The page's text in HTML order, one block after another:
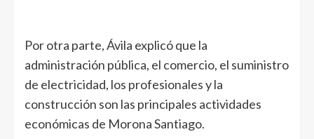
Por otra parte, Ávila explicó que la
administración pública, el comercio, el suministro
de electricidad, los profesionales y la
construcción son las principales actividades
económicas de Morona Santiago.